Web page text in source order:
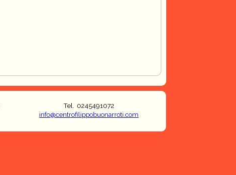
Tel. 0245491072
info@centrofilippobuonarroti.com